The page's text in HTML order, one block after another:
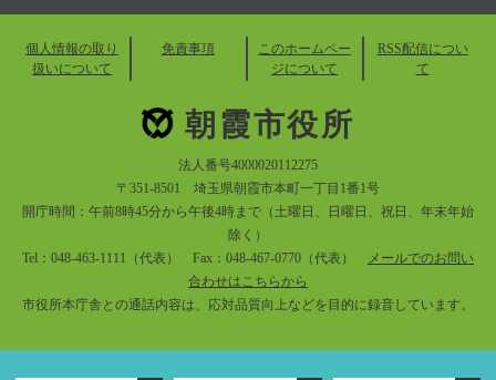
個人情報の取り
扱いについて
免責事項
このホームペー
ジについて
RSS配信につい
て
朝霞市役所
法人番号4000020112275
〒351-8501 埼玉県朝霞市本町一丁目1番1号
開庁時間：午前8時45分から午後4時まで（土曜日、日曜日、祝日、年末年始
除く）
Tel：048-463-1111（代表） Fax：048-467-0770（代表）
メールでのお問い
合わせはこちらから
市役所本庁舎との通話内容は、応対品質向上などを目的に録音しています。